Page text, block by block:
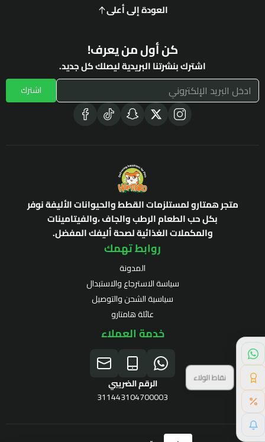
العودة إلى أعلى
كن أول من يعرف!
اشترك بنشرتنا البريدية ليصلك كل جديد.
اشترك
متجر همتارو لمستلزمات القطط والحيوانات الأليفة نوفر
بكل حب الطعام الرطب والجاف ،والفيتامينات
والمكملات الغذائية لصحة أليفك المفضل.
روابط تهمك
المدونة
سياسة الاسترجاع والاستبدال
سياسية الشحن والتوصيل
عائلة هامتارو
خدمة العملاء
الرقم الضريبي
311443104700003
نقاط الولاء